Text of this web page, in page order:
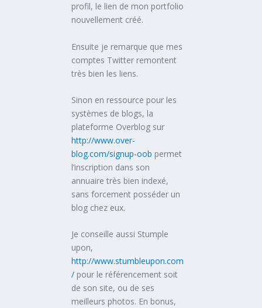
profil, le lien de mon portfolio
nouvellement créé.
Ensuite je remarque que mes
comptes Twitter remontent
très bien les liens.
Sinon en ressource pour les
systèmes de blogs, la
plateforme Overblog sur
http://www.over-
blog.com/signup-oob permet
l’inscription dans son
annuaire très bien indexé,
sans forcement posséder un
blog chez eux.
Je conseille aussi Stumple
upon,
http://www.stumbleupon.com
/ pour le référencement soit
de son site, ou de ses
meilleurs photos. En bonus,